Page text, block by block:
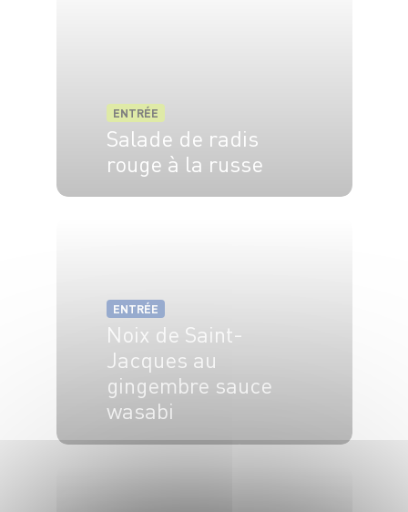
ENTRÉE
Salade de radis
rouge à la russe
ENTRÉE
Noix de Saint-
Jacques au
gingembre sauce
wasabi